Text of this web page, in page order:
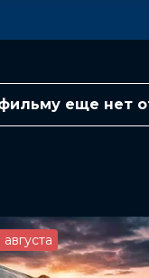
Лукьянчиков,
Михаил Медведев,
Болдина
еще нет
августа